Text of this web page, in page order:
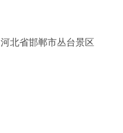
河北省邯郸市丛台景区